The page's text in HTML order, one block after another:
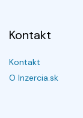
Kontakt
Kontakt
O Inzercia.sk